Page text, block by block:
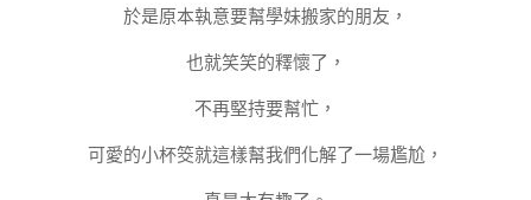
於是原本執意要幫學妹搬家的朋友，
也就笑笑的釋懷了，
不再堅持要幫忙，
可愛的小杯筊就這樣幫我們化解了一場尷尬，